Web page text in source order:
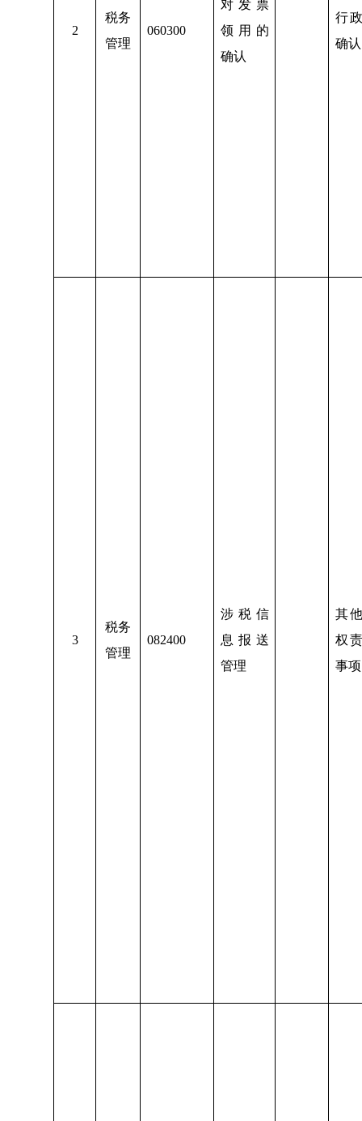
2
税务
管理
060300
对发票
领用的
确认
行
确认
3
税务
管理
082400
涉税信
息报送
管理
其
权
事项